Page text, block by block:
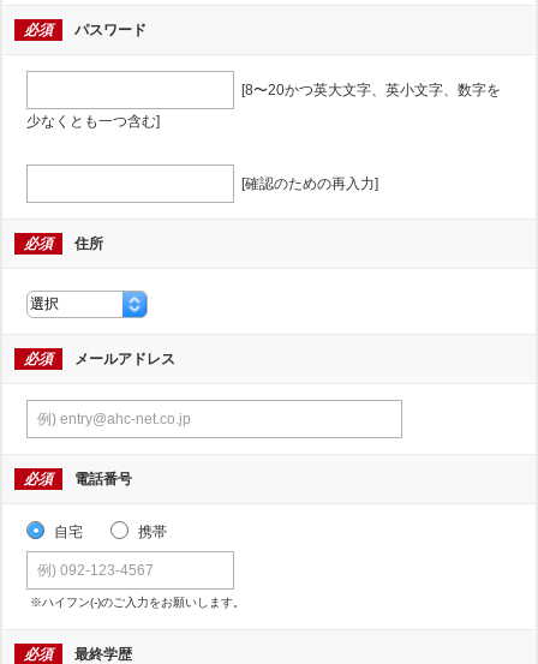
必須 パスワード
[8〜20かつ英大文字、英小文字、数字を
少なくとも一つ含む]
[確認のための再入力]
必須 住所
必須 メールアドレス
必須 電話番号
自宅 携帯
※ハイフン(-)のご入力をお願いします。
必須 最終学歴